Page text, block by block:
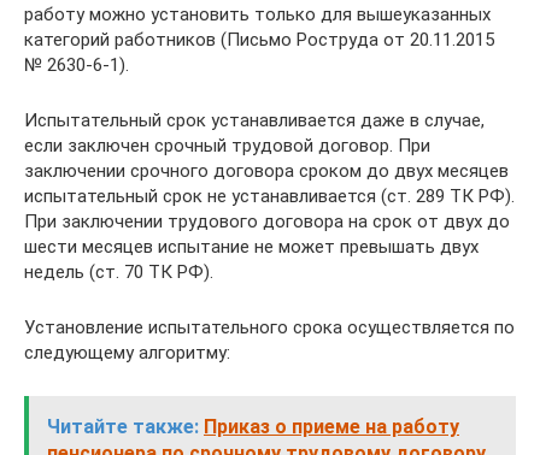
работу можно установить только для вышеуказанных
категорий работников (Письмо Роструда от 20.11.2015
№ 2630-6-1).
Испытательный срок устанавливается даже в случае,
если заключен срочный трудовой договор. При
заключении срочного договора сроком до двух месяцев
испытательный срок не устанавливается (ст. 289 ТК РФ).
При заключении трудового договора на срок от двух до
шести месяцев испытание не может превышать двух
недель (ст. 70 ТК РФ).
Установление испытательного срока осуществляется по
следующему алгоритму:
Читайте также: Приказ о приеме на работу